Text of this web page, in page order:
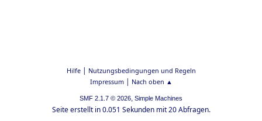
Hilfe| Nutzungsbedingungen und Regeln
Impressum| Nach oben ▲
SMF 2.1.7 © 2026, Simple Machines
Seite erstellt in 0.051 Sekunden mit 20 Abfragen.